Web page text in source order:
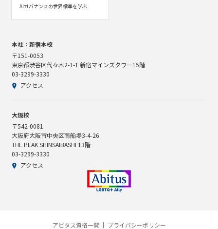
AIガバナンスの世界標準を学ぶ
本社：新宿本校
〒151-0053
東京都渋谷区代々木2-1-1 新宿マインズタワー15階
03-3299-3330
アクセス
大阪校
〒542-0081
大阪府大阪市中央区南船場3-4-26
THE PEAK SHINSAIBASHI 13階
03-3299-3330
アクセス
アビタス資格一覧 プライバシーポリシー